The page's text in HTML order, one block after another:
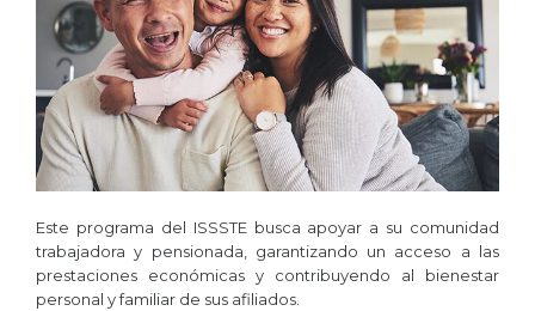
Este programa del ISSSTE busca apoyar a su comunidad
trabajadora y pensionada, garantizando un acceso a las
prestaciones económicas y contribuyendo al bienestar
personal y familiar de sus afiliados​.